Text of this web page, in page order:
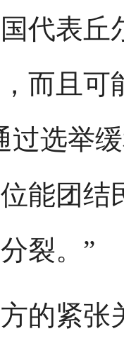
表丘
而且可
过选举
能团结
裂。”
紧张